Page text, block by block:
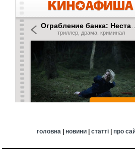
головна | новини| статті| про